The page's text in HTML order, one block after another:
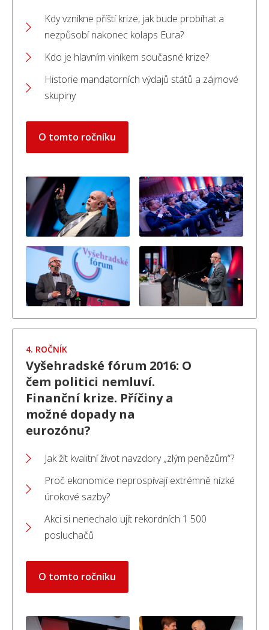
Kdy vznikne příští krize, jak bude probíhat a
nezpůsobí nakonec kolaps Eura?
Kdo je hlavním viníkem současné krize?
Historie mandatorních výdajů států a zájmové
skupiny
O tomto ročníku
4. ROČNÍK
Vyšehradské fórum 2016: O
čem politici nemluví.
Finanční krize. Příčiny a
možné dopady na
eurozónu?
Jak žít kvalitní život navzdory „zlým penězům“?
Proč ekonomice neprospívají extrémně nízké
úrokové sazby?
Akci si nenechalo ujít rekordních 1 500
posluchačů
O tomto ročníku